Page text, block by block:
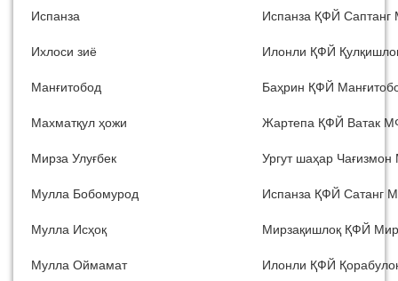
Испанза Испанза ҚФЙ
Ихлоси зиё Илонли ҚФЙ
Манғитобод Баҳрин ҚФЙ
Махматқул ҳожи Жартепа ҚФЙ Ватак
Мирза Улуғбек Ургут шаҳар
Мулла Бобомурод Испанза ҚФЙ Сатанг
Мулла Исҳоқ Мирзақишлоқ ҚФЙ
Мулла Оймамат Илонли ҚФЙ